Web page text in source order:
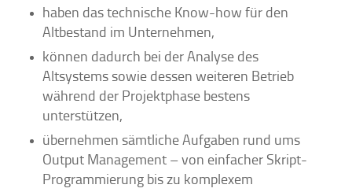
haben das technische Know-how für den
Altbestand im Unternehmen,
können dadurch bei der Analyse des
Altsystems sowie dessen weiteren Betrieb
während der Projektphase bestens
unterstützen,
übernehmen sämtliche Aufgaben rund ums
Output Management – von einfacher Skript-
Programmierung bis zu komplexem